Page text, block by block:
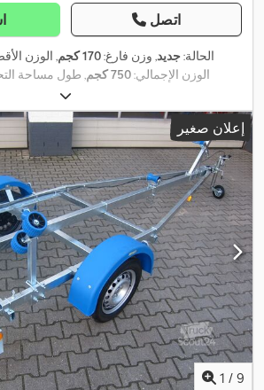
اتصل
الحالة:جديد, وزن فارغ:170 كجم , الوزن
الوزن الإجمالي:750 كجم , طول مساحة
, لون:
إعلان صغير
1 / 9